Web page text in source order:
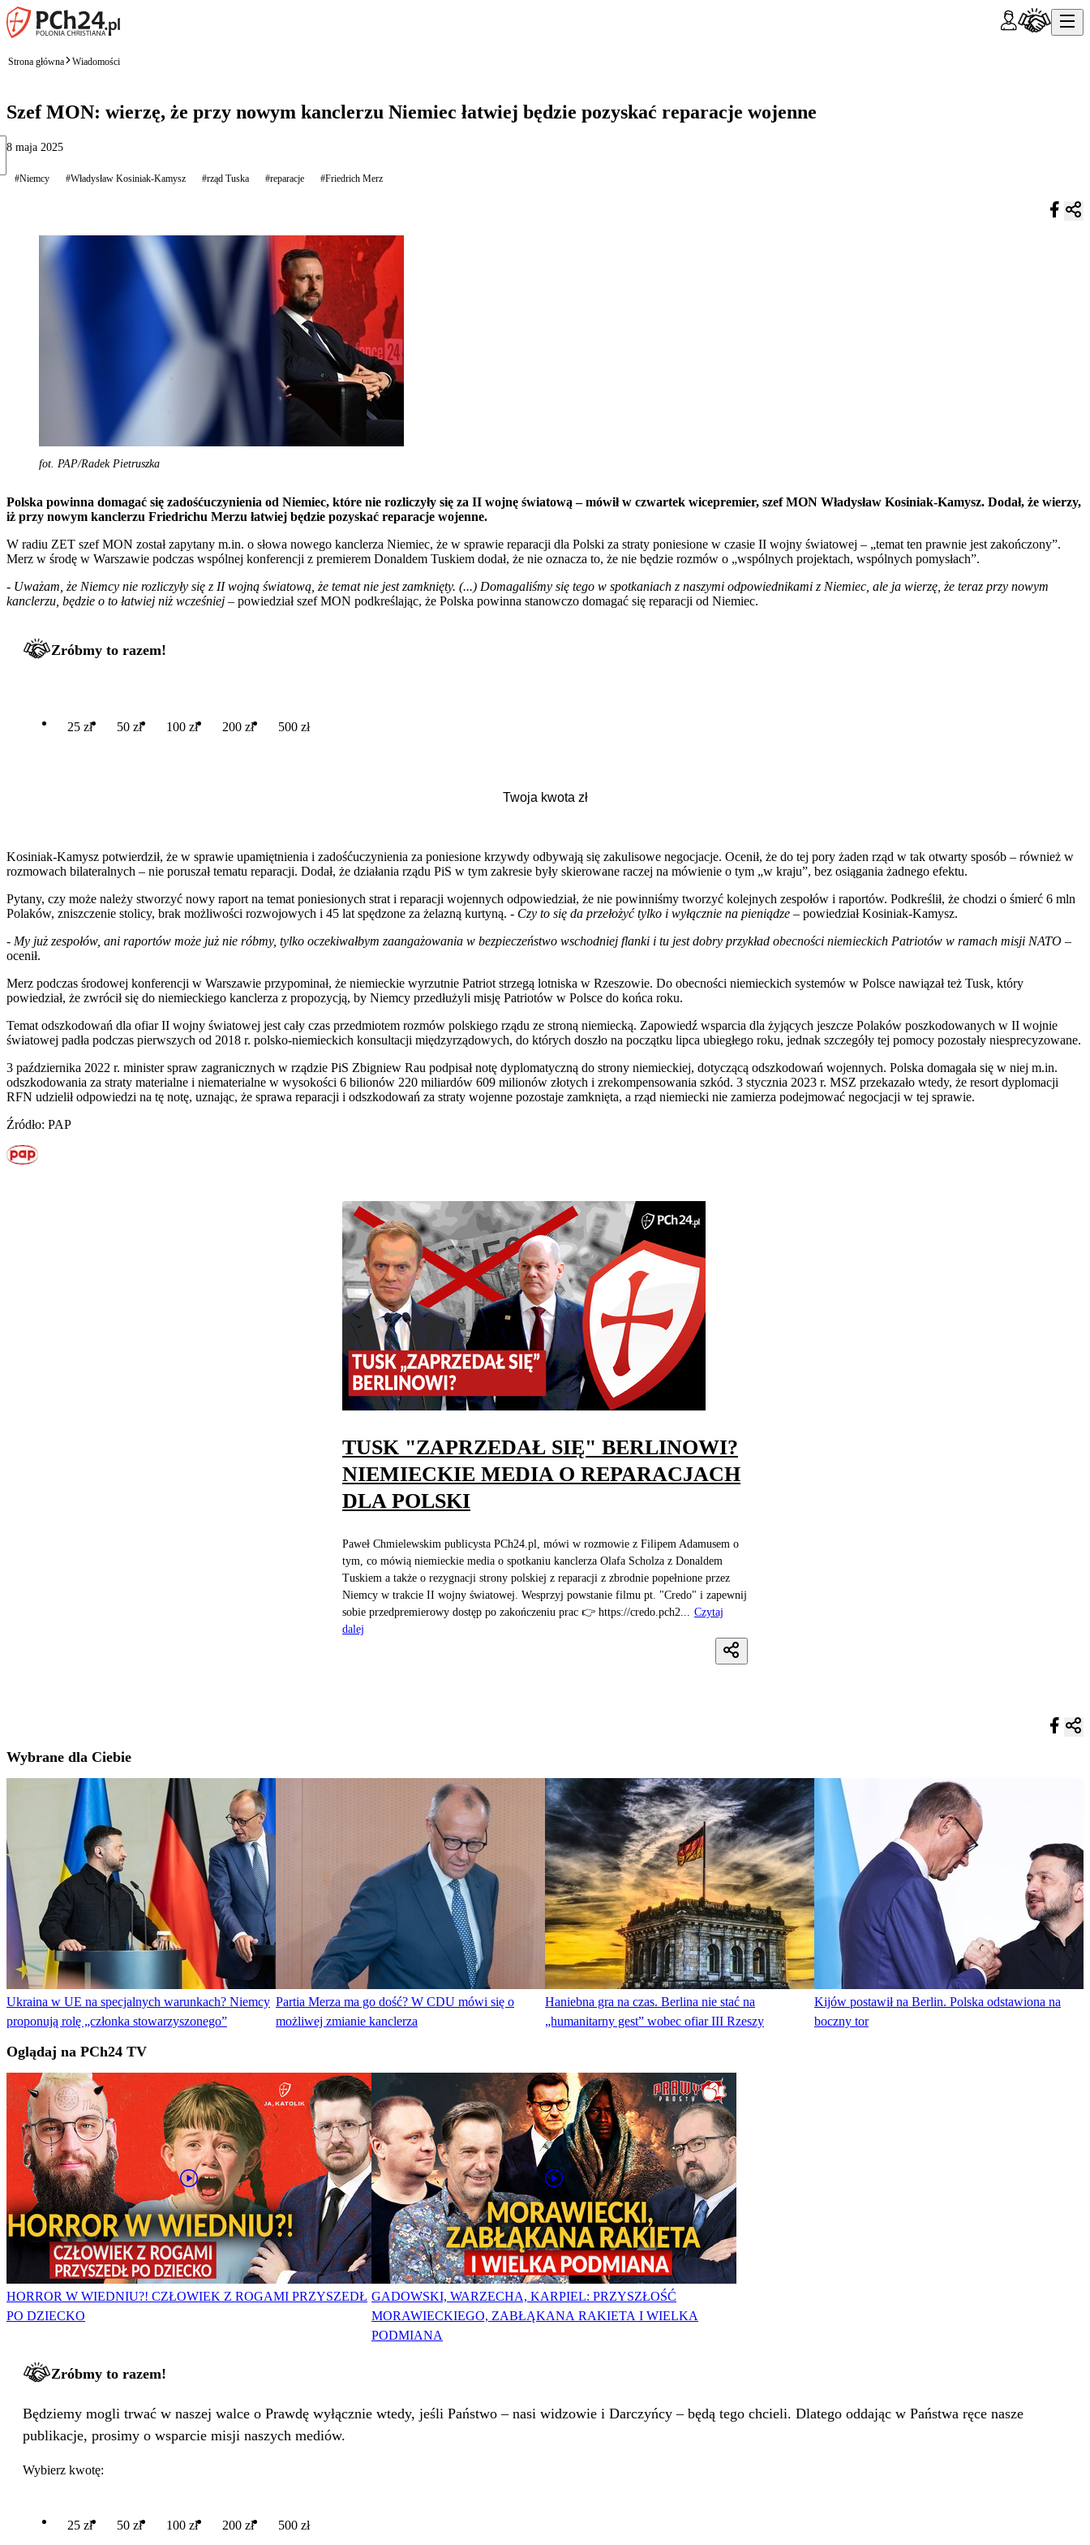
Strona główna Wiadomości
Szef MON: wierzę, że przy nowym kanclerzu Niemiec łatwiej będzie pozyskać reparacje wojenne
8 maja 2025
#Niemcy #Władysław Kosiniak-Kamysz #rząd Tuska #reparacje #Friedrich Merz
fot. PAP/Radek Pietruszka
Polska powinna domagać się zadośćuczynienia od Niemiec, które nie rozliczyły się za II wojnę światową – mówił w czwartek wicepremier, szef MON Władysław Kosiniak-Kamysz. Dodał, że wierzy,
iż przy nowym kanclerzu Friedrichu Merzu łatwiej będzie pozyskać reparacje wojenne.
W radiu ZET szef MON został zapytany m.in. o słowa nowego kanclerza Niemiec, że w sprawie reparacji dla Polski za straty poniesione w czasie II wojny światowej – „temat ten prawnie jest zakończony”.
Merz w środę w Warszawie podczas wspólnej konferencji z premierem Donaldem Tuskiem dodał, że nie oznacza to, że nie będzie rozmów o „wspólnych projektach, wspólnych pomysłach”.
- Uważam, że Niemcy nie rozliczyły się z II wojną światową, że temat nie jest zamknięty. (...) Domagaliśmy się tego w spotkaniach z naszymi odpowiednikami z Niemiec, ale ja wierzę, że teraz przy nowym
kanclerzu, będzie o to łatwiej niż wcześniej – powiedział szef MON podkreślając, że Polska powinna stanowczo domagać się reparacji od Niemiec.
Zróbmy to razem!
25 zł 50 zł 100 zł 200 zł 500 zł
Kosiniak-Kamysz potwierdził, że w sprawie upamiętnienia i zadośćuczynienia za poniesione krzywdy odbywają się zakulisowe negocjacje. Ocenił, że do tej pory żaden rząd w tak otwarty sposób – również w
rozmowach bilateralnych – nie poruszał tematu reparacji. Dodał, że działania rządu PiS w tym zakresie były skierowane raczej na mówienie o tym „w kraju”, bez osiągania żadnego efektu.
Pytany, czy może należy stworzyć nowy raport na temat poniesionych strat i reparacji wojennych odpowiedział, że nie powinniśmy tworzyć kolejnych zespołów i raportów. Podkreślił, że chodzi o śmierć 6 mln
Polaków, zniszczenie stolicy, brak możliwości rozwojowych i 45 lat spędzone za żelazną kurtyną. - Czy to się da przełożyć tylko i wyłącznie na pieniądze – powiedział Kosiniak-Kamysz.
- My już zespołów, ani raportów może już nie róbmy, tylko oczekiwałbym zaangażowania w bezpieczeństwo wschodniej flanki i tu jest dobry przykład obecności niemieckich Patriotów w ramach misji NATO –
ocenił.
Merz podczas środowej konferencji w Warszawie przypominał, że niemieckie wyrzutnie Patriot strzegą lotniska w Rzeszowie. Do obecności niemieckich systemów w Polsce nawiązał też Tusk, który
powiedział, że zwrócił się do niemieckiego kanclerza z propozycją, by Niemcy przedłużyli misję Patriotów w Polsce do końca roku.
Temat odszkodowań dla ofiar II wojny światowej jest cały czas przedmiotem rozmów polskiego rządu ze stroną niemiecką. Zapowiedź wsparcia dla żyjących jeszcze Polaków poszkodowanych w II wojnie
światowej padła podczas pierwszych od 2018 r. polsko-niemieckich konsultacji międzyrządowych, do których doszło na początku lipca ubiegłego roku, jednak szczegóły tej pomocy pozostały niesprecyzowane.
3 października 2022 r. minister spraw zagranicznych w rządzie PiS Zbigniew Rau podpisał notę dyplomatyczną do strony niemieckiej, dotyczącą odszkodowań wojennych. Polska domagała się w niej m.in.
odszkodowania za straty materialne i niematerialne w wysokości 6 bilionów 220 miliardów 609 milionów złotych i zrekompensowania szkód. 3 stycznia 2023 r. MSZ przekazało wtedy, że resort dyplomacji
RFN udzielił odpowiedzi na tę notę, uznając, że sprawa reparacji i odszkodowań za straty wojenne pozostaje zamknięta, a rząd niemiecki nie zamierza podejmować negocjacji w tej sprawie.
Źródło: PAP
TUSK "ZAPRZEDAŁ SIĘ" BERLINOWI?
NIEMIECKIE MEDIA O REPARACJACH
DLA POLSKI
Paweł Chmielewskim publicysta PCh24.pl, mówi w rozmowie z Filipem Adamusem o
tym, co mówią niemieckie media o spotkaniu kanclerza Olafa Scholza z Donaldem
Tuskiem a także o rezygnacji strony polskiej z reparacji z zbrodnie popełnione przez
Niemcy w trakcie II wojny światowej. Wesprzyj powstanie filmu pt. "Credo" i zapewnij
sobie przedpremierowy dostęp po zakończeniu prac 👉 https://credo.pch2...
Czytaj
dalej
Wybrane dla Ciebie
Ukraina w UE na specjalnych warunkach? Niemcy
proponują rolę „członka stowarzyszonego”
Partia Merza ma go dość? W CDU mówi się o
możliwej zmianie kanclerza
Haniebna gra na czas. Berlina nie stać na
„humanitarny gest” wobec ofiar III Rzeszy
Kijów postawił na Berlin. Polska odstawiona na
boczny tor
Oglądaj na PCh24 TV
HORROR W WIEDNIU?! CZŁOWIEK Z ROGAMI PRZYSZEDŁ
PO DZIECKO
GADOWSKI, WARZECHA, KARPIEL: PRZYSZŁOŚĆ
MORAWIECKIEGO, ZABŁĄKANA RAKIETA I WIELKA
PODMIANA
Zróbmy to razem!
Będziemy mogli trwać w naszej walce o Prawdę wyłącznie wtedy, jeśli Państwo – nasi widzowie i Darczyńcy – będą tego chcieli. Dlatego oddając w Państwa ręce nasze
publikacje, prosimy o wsparcie misji naszych mediów.
Wybierz kwotę:
25 zł 50 zł 100 zł 200 zł 500 zł